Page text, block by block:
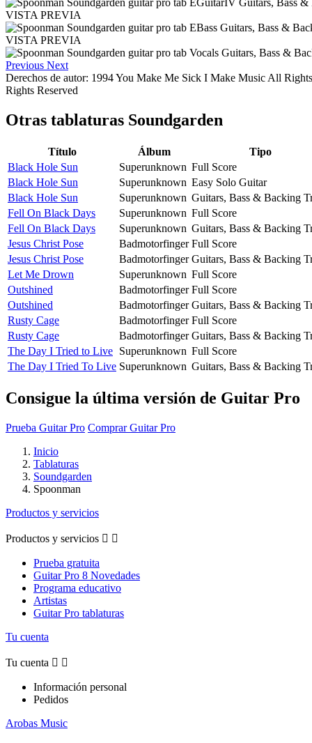
VISTA PREVIA
VISTA PREVIA
Previous Next
Derechos de autor: 1994 You Make Me Sick I Make Music All
Rights Reserved
Otras tablaturas Soundgarden
Título Álbum
Tipo
Black Hole Sun
Superunknown Full Score
Black Hole Sun
Superunknown Easy Solo Guitar
Black Hole Sun
Superunknown Guitars, Bass & Backing
Fell On Black Days
Superunknown Full Score
Fell On Black Days
Superunknown Guitars, Bass & Backing
Jesus Christ Pose
Badmotorfinger Full Score
Jesus Christ Pose
Badmotorfinger Guitars, Bass & Backing
Let Me Drown
Superunknown Full Score
Outshined
Badmotorfinger Full Score
Outshined
Badmotorfinger Guitars, Bass & Backing
Rusty Cage
Badmotorfinger Full Score
Rusty Cage
Badmotorfinger Guitars, Bass & Backing
The Day I Tried to Live Superunknown Full Score
The Day I Tried To Live Superunknown Guitars, Bass & Backing
Consigue la última versión de Guitar Pro
Prueba Guitar Pro Comprar Guitar Pro
Inicio
Tablaturas
Soundgarden
Spoonman
Productos y servicios
Productos y servicios  
Prueba gratuita
Guitar Pro 8 Novedades
Programa educativo
Artistas
Guitar Pro tablaturas
Tu cuenta
Tu cuenta  
Información personal
Pedidos
Arobas Music